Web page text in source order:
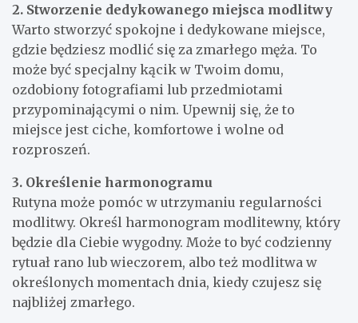
2. Stworzenie dedykowanego miejsca modlitwy
Warto stworzyć spokojne i dedykowane miejsce,
gdzie będziesz modlić się za zmarłego męża. To
może być specjalny kącik w Twoim domu,
ozdobiony fotografiami lub przedmiotami
przypominającymi o nim. Upewnij się, że to
miejsce jest ciche, komfortowe i wolne od
rozproszeń.
3. Określenie harmonogramu
Rutyna może pomóc w utrzymaniu regularności
modlitwy. Określ harmonogram modlitewny, który
będzie dla Ciebie wygodny. Może to być codzienny
rytuał rano lub wieczorem, albo też modlitwa w
określonych momentach dnia, kiedy czujesz się
najbliżej zmarłego.